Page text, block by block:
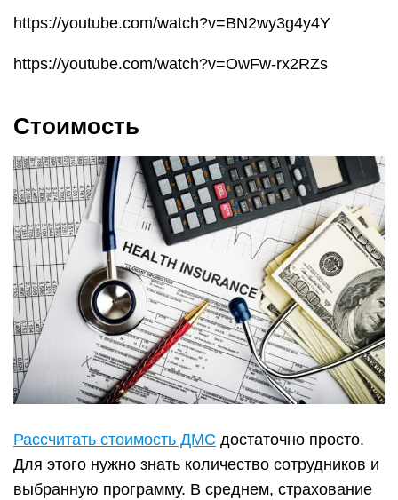
https://youtube.com/watch?v=BN2wy3g4y4Y
https://youtube.com/watch?v=OwFw-rx2RZs
Стоимость
Рассчитать стоимость ДМС достаточно просто.
Для этого нужно знать количество сотрудников и
выбранную программу. В среднем, страхование